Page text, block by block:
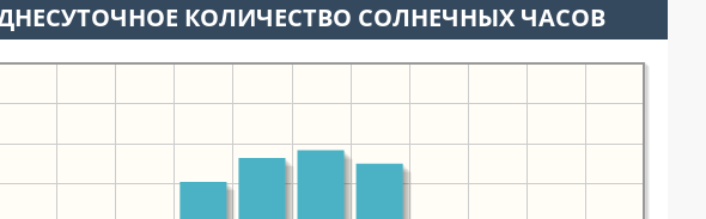
КОЛИЧЕСТВО СОЛНЕЧНЫХ ЧАСОВ